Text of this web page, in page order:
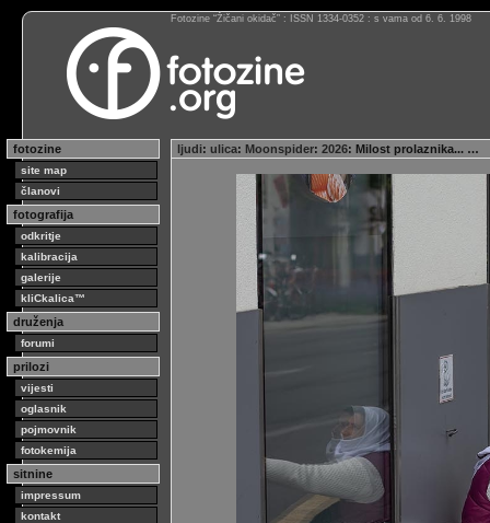
Fotozine “Žičani okidač” : ISSN 1334-0352 : s vama od 6. 6. 1998
fotozine
site map
članovi
fotografija
odkritje
kalibracija
galerije
kliCkalica™
druženja
forumi
prilozi
vijesti
oglasnik
pojmovnik
fotokemija
sitnine
impressum
kontakt
ljudi: ulica: Moonspider: 2026: Milost prolaznika... …